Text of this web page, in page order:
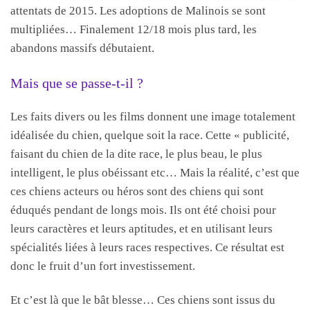
attentats de 2015. Les adoptions de Malinois se sont
multipliées… Finalement 12/18 mois plus tard, les
abandons massifs débutaient.
Mais que se passe-t-il ?
Les faits divers ou les films donnent une image totalement
idéalisée du chien, quelque soit la race. Cette « publicité,
faisant du chien de la dite race, le plus beau, le plus
intelligent, le plus obéissant etc… Mais la réalité, c’est que
ces chiens acteurs ou héros sont des chiens qui sont
éduqués pendant de longs mois. Ils ont été choisi pour
leurs caractères et leurs aptitudes, et en utilisant leurs
spécialités liées à leurs races respectives. Ce résultat est
donc le fruit d’un fort investissement.
Et c’est là que le bât blesse… Ces chiens sont issus du